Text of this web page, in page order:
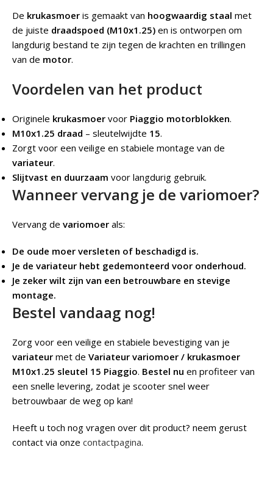
De krukasmoer is gemaakt van hoogwaardig staal met
de juiste draadspoed (M10x1.25) en is ontworpen om
langdurig bestand te zijn tegen de krachten en trillingen
van de motor.
Voordelen van het product
Originele krukasmoer voor Piaggio motorblokken.
M10x1.25 draad – sleutelwijdte 15.
Zorgt voor een veilige en stabiele montage van de
variateur.
Slijtvast en duurzaam voor langdurig gebruik.
Wanneer vervang je de variomoer?
Vervang de variomoer als:
De oude moer versleten of beschadigd is.
Je de variateur hebt gedemonteerd voor onderhoud.
Je zeker wilt zijn van een betrouwbare en stevige
montage.
Bestel vandaag nog!
Zorg voor een veilige en stabiele bevestiging van je
variateur met de Variateur variomoer / krukasmoer
M10x1.25 sleutel 15 Piaggio. Bestel nu en profiteer van
een snelle levering, zodat je scooter snel weer
betrouwbaar de weg op kan!
Heeft u toch nog vragen over dit product? neem gerust
contact via onze contactpagina.